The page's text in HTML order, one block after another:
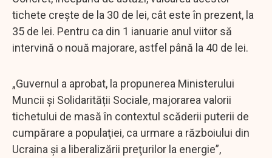
tichete crește de la 30 de lei, cât este în prezent, la
35 de lei. Pentru ca din 1 ianuarie anul viitor să
intervină o nouă majorare, astfel până la 40 de lei.
„Guvernul a aprobat, la propunerea Ministerului
Muncii și Solidarității Sociale, majorarea valorii
tichetului de masă în contextul scăderii puterii de
cumpărare a populaţiei, ca urmare a războiului din
Ucraina și a liberalizării preţurilor la energie”,